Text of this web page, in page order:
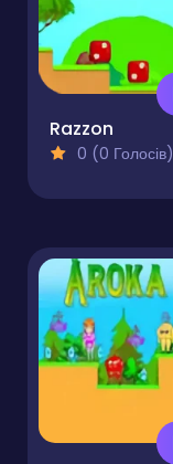
Razzon
0 (0 Голосів)